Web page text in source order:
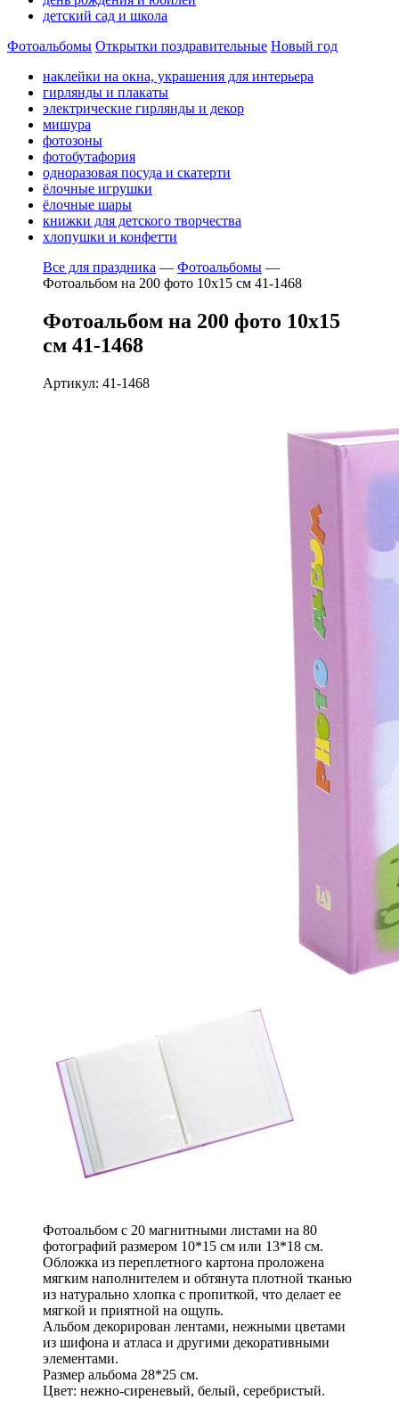
детский сад и школа
Фотоальбомы Открытки поздравительные Новый год
наклейки на окна, украшения для интерьера
гирлянды и плакаты
электрические гирлянды и декор
мишура
фотозоны
фотобутафория
одноразовая посуда и скатерти
ёлочные игрушки
ёлочные шары
книжки для детского творчества
хлопушки и конфетти
Все для праздника — Фотоальбомы —
Фотоальбом на 200 фото 10х15 см 41-1468
Фотоальбом на 200 фото 10х15
см 41-1468
Артикул: 41-1468
Фотоальбом с 20 магнитными листами на 80
фотографий размером 10*15 см или 13*18 см.
Обложка из переплетного картона проложена
мягким наполнителем и обтянута плотной тканью
из натурально хлопка с пропиткой, что делает ее
мягкой и приятной на ощупь.
Альбом декорирован лентами, нежными цветами
из шифона и атласа и другими декоративными
элементами.
Размер альбома 28*25 см.
Цвет: нежно-сиреневый, белый, серебристый.